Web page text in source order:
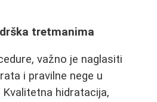
tretmanima
važno je naglasiti
i pravilne nege u
hidratacija,